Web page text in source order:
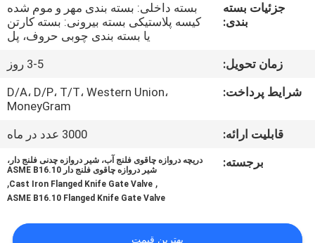
کیفیت
اخبار
جزئیات بسته
بندی:
بسته داخلی: بسته بندی مهر و موم شده
کیسه پلاستیکی بسته بیرونی: بسته کارتن
یا بسته بندی چوبی حروف، پل
زمان تحویل:
3-5 روز
شرایط پرداخت:
D/A، D/P، T/T، Western Union،
MoneyGram
قابلیت ارائه:
3000 عدد در ماه
برجسته:
دریچه دروازه چاقوی فلنج آب، شیر دروازه چدنی فلنج دار،
شیر دروازه چاقوی فلنج دار ASME B16.10
,
Cast Iron Flanged Knife Gate Valve
,
ASME B16.10 Flanged Knife Gate Valve
بهترین قیمت